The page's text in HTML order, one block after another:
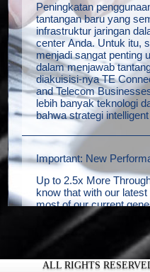
Peningkatan
tantangan baru yang
infrastruktur jaringan
center Anda. Untuk itu,
menjadi sangat penting
dalam menjawab
diakuisisi-nya TE
and Telecom
lebih banyak teknologi
bahwa strategi intelligent
Important: New
Up to 2.5x More
know that with our
most of our current
MediaFast models
up to 2.5 times! New
We will announce the
ALL RIGHTS